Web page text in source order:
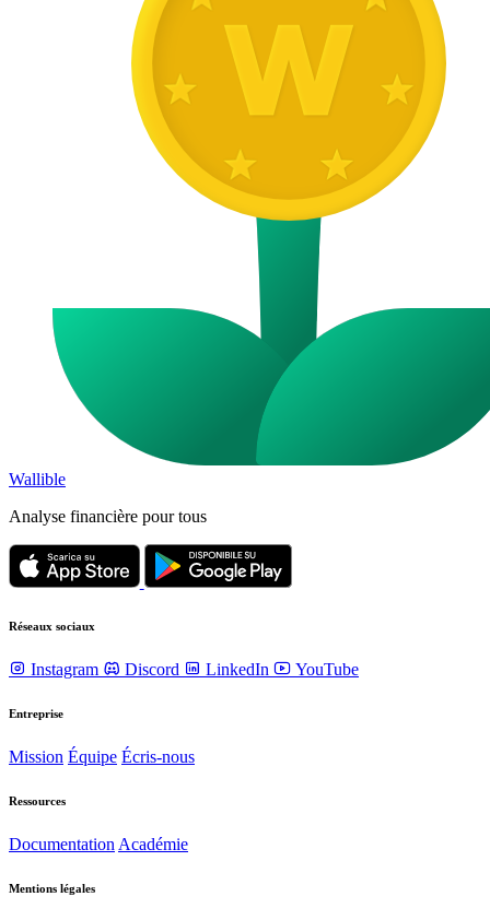
Wallible
Analyse financière pour tous
Réseaux sociaux
Instagram Discord LinkedIn YouTube
Entreprise
Mission Équipe Écris-nous
Ressources
Documentation Académie
Mentions légales